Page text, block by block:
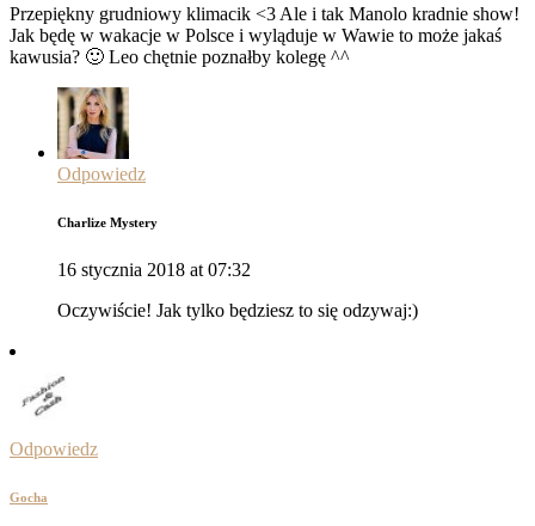
Przepiękny grudniowy klimacik <3 Ale i tak Manolo kradnie show!
Jak będę w wakacje w Polsce i wyląduje w Wawie to może jakaś
kawusia? 🙂 Leo chętnie poznałby kolegę ^^
Odpowiedz
Charlize Mystery
16 stycznia 2018 at 07:32
Oczywiście! Jak tylko będziesz to się odzywaj:)
Odpowiedz
Gocha